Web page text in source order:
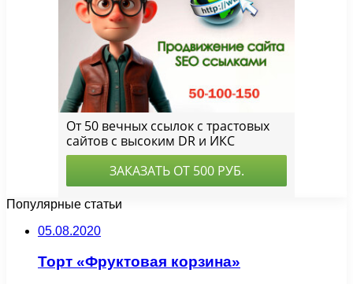
Популярные статьи
05.08.2020
Торт «Фруктовая корзина»